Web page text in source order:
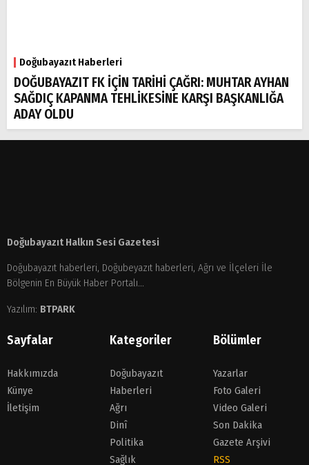
Doğubayazıt Haberleri
DOĞUBAYAZIT FK İÇİN TARİHİ ÇAĞRI: MUHTAR AYHAN
SAĞDIÇ KAPANMA TEHLİKESİNE KARŞI BAŞKANLIĞA
ADAY OLDU
Doğubayazıt Halkın Sesi Gazetesi
Doğubayazıt haberleri, Doğubeyazıt haberleri, Ağrı ve İlçeleri İle
Bölgenin En Büyük Haber Portalı...
Yazılım: BTPARK
Sayfalar
Hakkımızda
Künye
İletişim
Kategoriler
Doğubayazıt
Haberleri
Ağrı
Dinî
Politika
Sağlık
Bölümler
Yazarlar
Foto Galeri
Video Galeri
Son Dakika
Gazete Arşivi
RSS